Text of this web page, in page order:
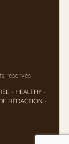
réservés
- HEALTHY -
RÉDACTION -